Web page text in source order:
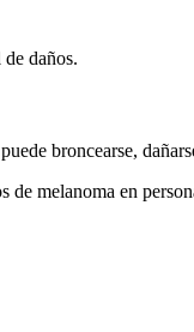
daños.
broncearse,
melanoma en